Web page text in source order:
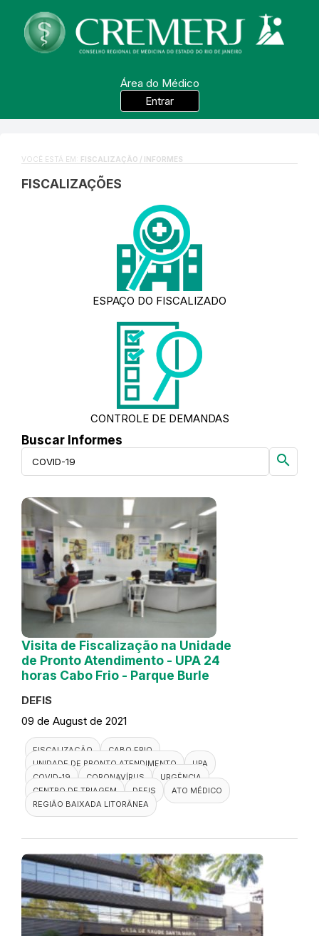
Área do Médico
Entrar
VOCÊ ESTÁ EM: FISCALIZAÇÃO / INFORMES
FISCALIZAÇÕES
ESPAÇO DO FISCALIZADO
CONTROLE DE DEMANDAS
Buscar Informes
search
Visita de Fiscalização na Unidade
de Pronto Atendimento - UPA 24
horas Cabo Frio - Parque Burle
DEFIS
09 de August de 2021
FISCALIZAÇÃO
CABO FRIO
UNIDADE DE PRONTO ATENDIMENTO
UPA
COVID-19
CORONAVÍRUS
URGÊNCIA
CENTRO DE TRIAGEM
DEFIS
ATO MÉDICO
REGIÃO BAIXADA LITORÂNEA